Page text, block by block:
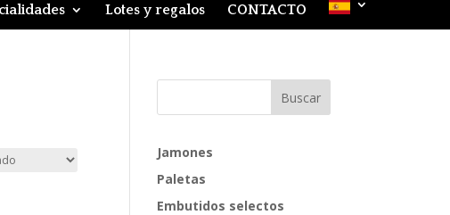
Lotes y regalos CONTACTO
Jamones
Paletas
Embutidos selectos